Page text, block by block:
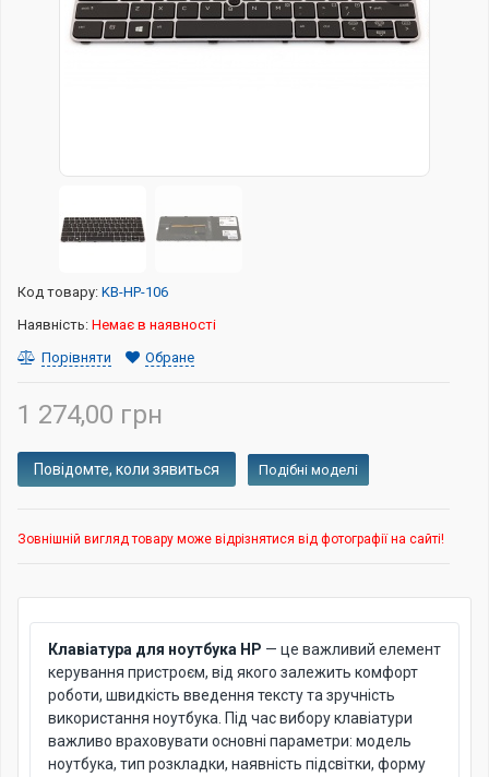
Код товару: KB-HP-106
Наявність: Немає в наявності
Порівняти
Обране
1 274,00 грн
Подібні моделі
Зовнішній вигляд товару може відрізнятися від фотографії на сайті!
Клавіатура для ноутбука HP — це важливий елемент
керування пристроєм, від якого залежить комфорт
роботи, швидкість введення тексту та зручність
використання ноутбука. Під час вибору клавіатури
важливо враховувати основні параметри: модель
ноутбука, тип розкладки, наявність підсвітки, форму